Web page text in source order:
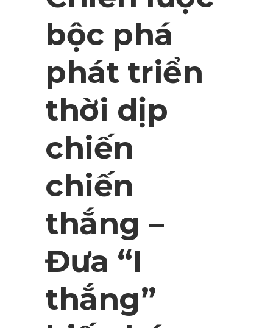
bộc phá
phát triển
thời dịp
chiến
chiến
thắng –
Đưa “I
thắng”